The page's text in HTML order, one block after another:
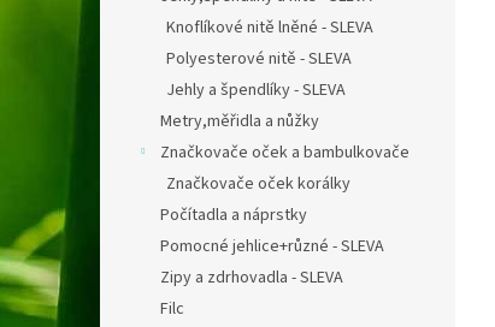
Knoflíkové nitě lněné - SLEVA
Polyesterové nitě - SLEVA
Jehly a špendlíky - SLEVA
Metry,měřidla a nůžky
Značkovače oček a bambulkovače
Značkovače oček korálky
Počítadla a náprstky
Pomocné jehlice+různé - SLEVA
Zipy a zdrhovadla - SLEVA
Filc